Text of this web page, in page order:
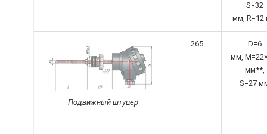
S=32
мм,
Подвижный штуцер
265
D=6
мм,
мм**,
S=27